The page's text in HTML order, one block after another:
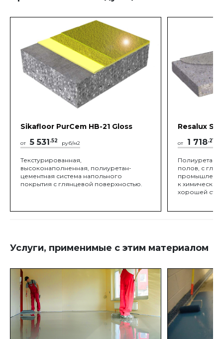
Sikafloor PurCem HB-21 Gloss
от 5 531.52 руб/м2
Текстурированная,
высоконаполненная, полиуретан-
цементная система напольного
покрытия с глянцевой поверхностью.
Resalux SL
от 1 718.21
Полиуретан-
полов, с
к
хорошей
Услуги, применимые с этим материалом